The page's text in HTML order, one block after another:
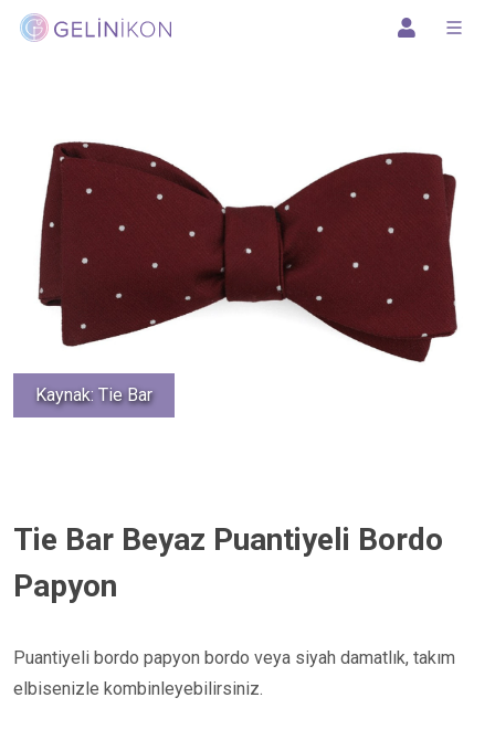
Kaynak: Tie Bar
Tie Bar Beyaz Puantiyeli Bordo
Papyon
Puantiyeli bordo papyon bordo veya siyah damatlık, takım
elbisenizle kombinleyebilirsiniz.